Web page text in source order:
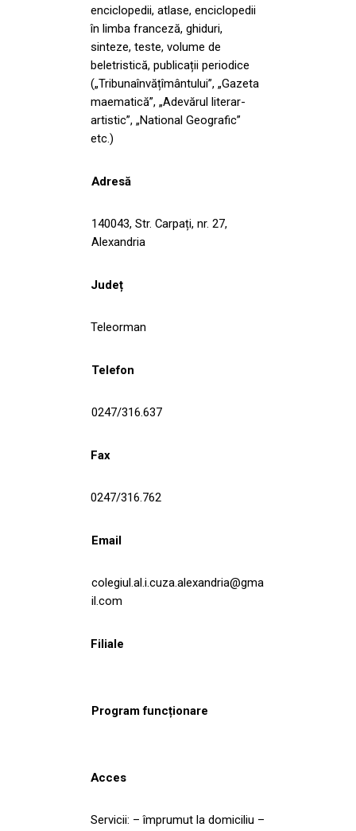
enciclopedii, atlase, enciclopedii
în limba franceză, ghiduri,
sinteze, teste, volume de
beletristică, publicații periodice
(„Tribunaînvățîmântului”, „Gazeta
maematică”, „Adevărul literar-
artistic”, „National Geografic”
etc.)
Adresă
140043, Str. Carpați, nr. 27,
Alexandria
Județ
Teleorman
Telefon
0247/316.637
Fax
0247/316.762
Email
colegiul.al.i.cuza.alexandria@gma
il.com
Filiale
Program funcționare
Acces
Servicii: – împrumut la domiciliu –